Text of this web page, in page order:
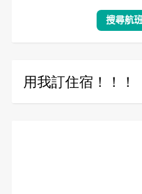
用我訂住宿！！！